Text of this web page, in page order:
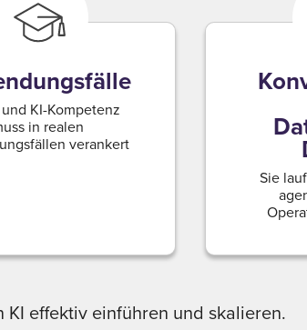
KI-Kompetenz
in realen
verankert
Sie
effektiv einführen und skalieren.